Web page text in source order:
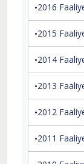
2016
2015
2014
2013
2012
2011